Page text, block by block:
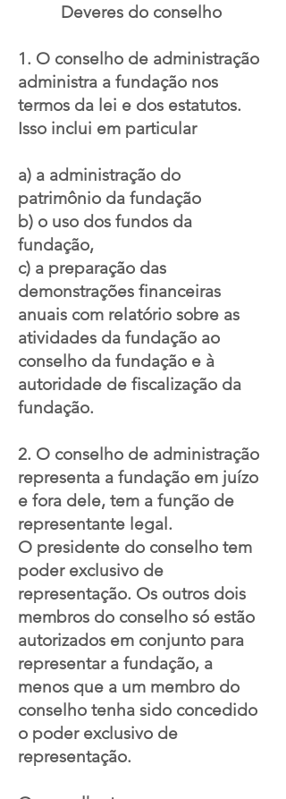
Deveres do conselho
1. O conselho de administração
administra a fundação nos
termos da lei e dos estatutos.
Isso inclui em particular
a) a administração do
patrimônio da fundação
b) o uso dos fundos da
fundação,
c) a preparação das
demonstrações financeiras
anuais com relatório sobre as
atividades da fundação ao
conselho da fundação e à
autoridade de fiscalização da
fundação.
2. O conselho de administração
representa a fundação em juízo
e fora dele, tem a função de
representante legal.
O presidente do conselho tem
poder exclusivo de
representação. Os outros dois
membros do conselho só estão
autorizados em conjunto para
representar a fundação, a
menos que a um membro do
conselho tenha sido concedido
o poder exclusivo de
representação.